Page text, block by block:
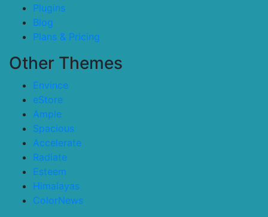
Plugins
Blog
Plans & Pricing
Other Themes
Envince
eStore
Ample
Spacious
Accelerate
Radiate
Esteem
Himalayas
ColorNews